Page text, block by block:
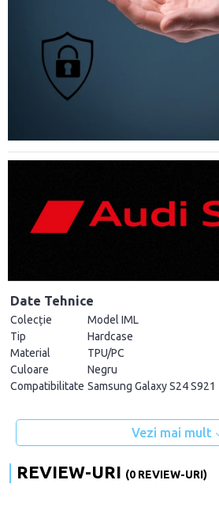
Date Tehnice
Colecție
Model IML
Tip
Hardcase
Material
TPU/PC
Culoare
Negru
Compatibilitate Samsung Galaxy S24 S921
Vezi mai mult
REVIEW-URI (0 REVIEW-URI)